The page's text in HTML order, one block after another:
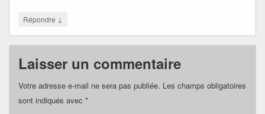
Répondre ↓
Laisser un commentaire
Votre adresse e-mail ne sera pas publiée. Les champs obligatoires
sont indiqués avec *